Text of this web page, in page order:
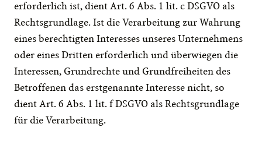
erforderlich ist, dient Art. 6 Abs. 1 lit. c DSGVO als
Rechtsgrundlage. Ist die Verarbeitung zur Wahrung
eines berechtigten Interesses unseres Unternehmens
oder eines Dritten erforderlich und überwiegen die
Interessen, Grundrechte und Grundfreiheiten des
Betroffenen das erstgenannte Interesse nicht, so
dient Art. 6 Abs. 1 lit. f DSGVO als Rechtsgrundlage
für die Verarbeitung.